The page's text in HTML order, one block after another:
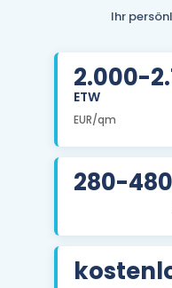
Ihr
2.000-
ETW
EUR/qm
280-480